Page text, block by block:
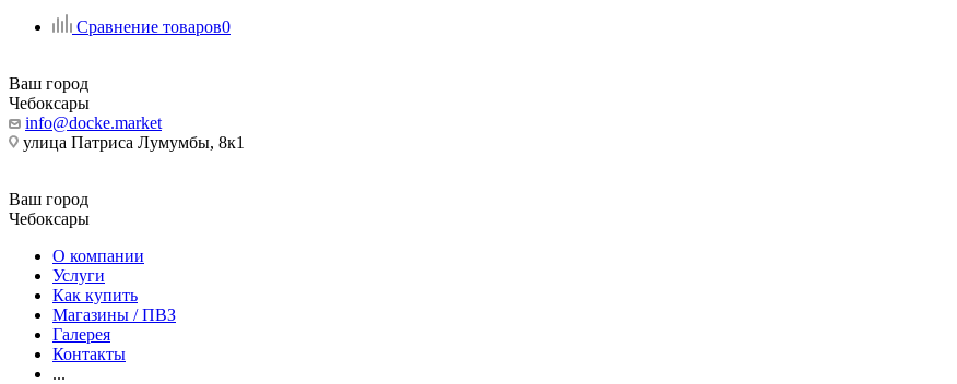
Сравнение товаров0
Ваш город
Чебоксары
info@docke.market
улица Патриса Лумумбы, 8к1
Ваш город
Чебоксары
О компании
Услуги
Как купить
Магазины / ПВЗ
Галерея
Контакты
...